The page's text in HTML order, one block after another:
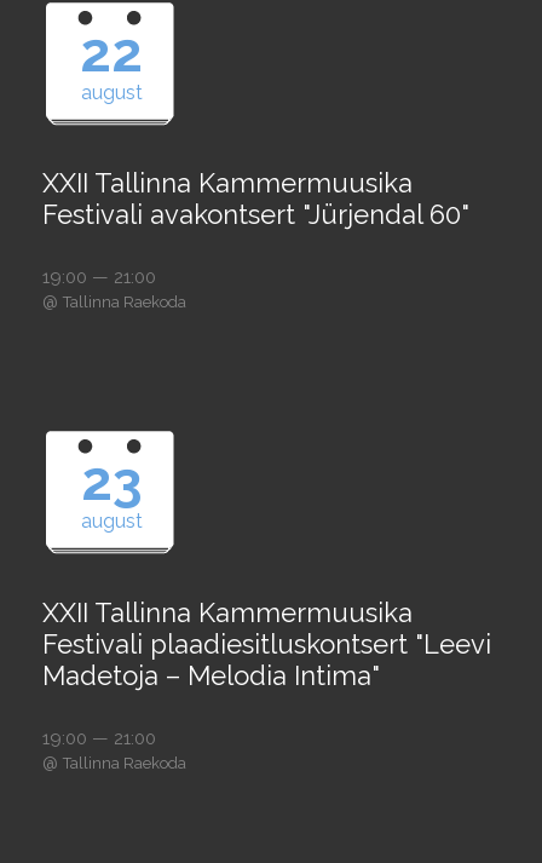
22
august
XXII Tallinna Kammermuusika
Festivali avakontsert "Jürjendal 60"
19:00 — 21:00
@ Tallinna Raekoda
23
august
XXII Tallinna Kammermuusika
Festivali plaadiesitluskontsert "Leevi
Madetoja – Melodia Intima"
19:00 — 21:00
@ Tallinna Raekoda